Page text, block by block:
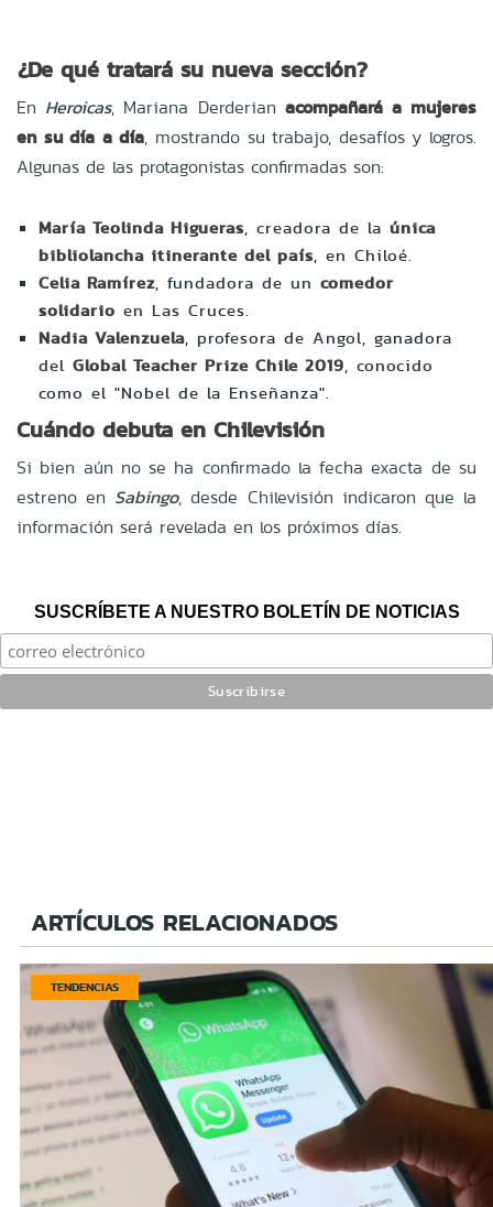
¿De qué tratará su nueva sección?
En Heroicas, Mariana Derderian acompañará a mujeres
en su día a día, mostrando su trabajo, desafíos y logros.
Algunas de las protagonistas confirmadas son:
María Teolinda Higueras, creadora de la única
bibliolancha itinerante del país, en Chiloé.
Celia Ramírez, fundadora de un comedor
solidario en Las Cruces.
Nadia Valenzuela, profesora de Angol, ganadora
del Global Teacher Prize Chile 2019, conocido
como el "Nobel de la Enseñanza".
Cuándo debuta en Chilevisión
Si bien aún no se ha confirmado la fecha exacta de su
estreno en Sabingo, desde Chilevisión indicaron que la
información será revelada en los próximos días.
SUSCRÍBETE A NUESTRO BOLETÍN DE NOTICIAS
ARTÍCULOS RELACIONADOS
TENDENCIAS